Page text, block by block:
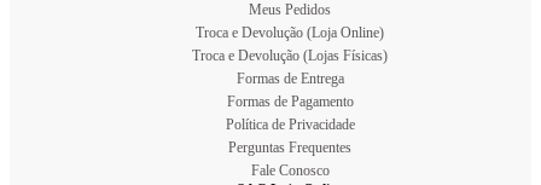
Meus Pedidos
Troca e Devolução (Loja Online)
Troca e Devolução (Lojas Físicas)
Formas de Entrega
Formas de Pagamento
Política de Privacidade
Perguntas Frequentes
Fale Conosco